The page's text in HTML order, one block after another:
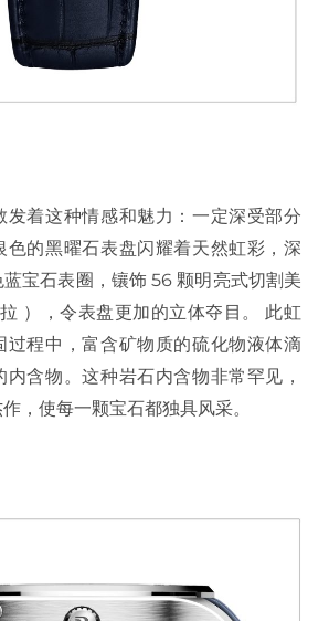
发着这种情感和魅力：一定深受部分
色的黑曜石表盘闪耀着天然虹彩，深
宝石表圈，镶饰 56 颗明亮式切割美
），令表盘更加的立体夺目。 此虹
过程中，富含矿物质的硫化物液体滴
含物。这种岩石内含物非常罕见，
，使每一颗宝石都独具风采。